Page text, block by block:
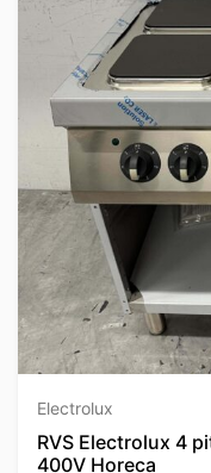
Electrolux
RVS Electrolux 4
400V Horeca